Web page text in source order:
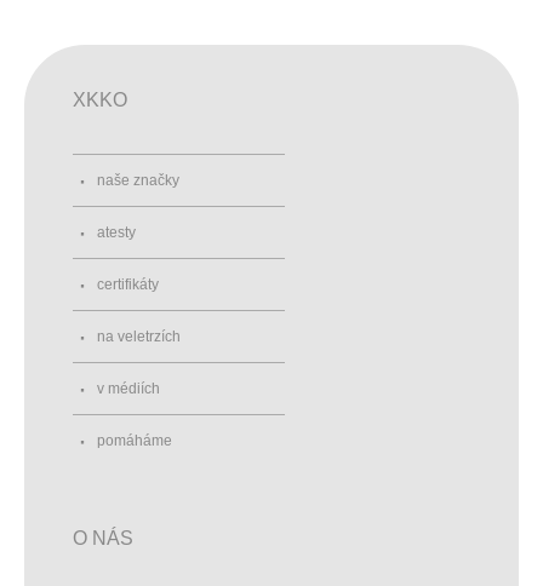
XKKO
naše značky
atesty
certifikáty
na veletrzích
v médiích
pomáháme
O NÁS